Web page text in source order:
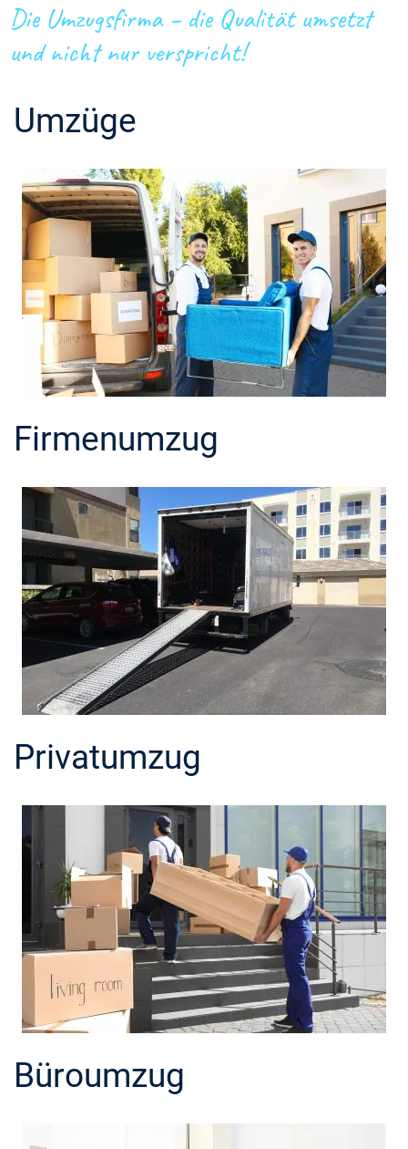
Die Umzugsfirma – die Qualität umsetzt
und nicht nur verspricht!
Umzüge
Firmenumzug
Privatumzug
Büroumzug